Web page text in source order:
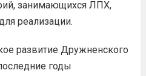
занимающихся ЛПХ,
реализации.
развитие Дружненского
годы